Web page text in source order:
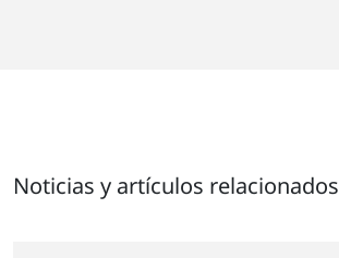
Noticias y artículos relacionados